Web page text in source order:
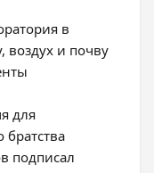
в
воздух и почву
для
братства
подписал